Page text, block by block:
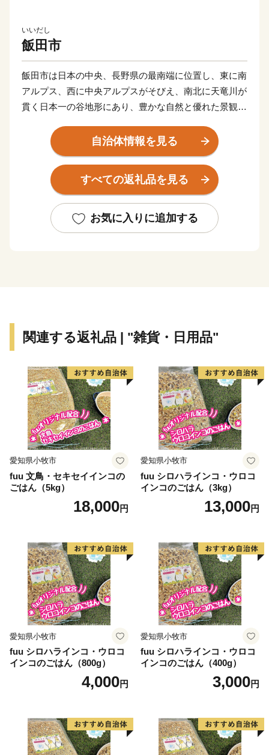
いいだし
飯田市
飯田市は日本の中央、長野県の最南端に位置し、東に南
アルプス、西に中央アルプスがそびえ、南北に天竜川が
貫く日本一の谷地形にあり、豊かな自然と優れた景観、
古くから東西、南北の街道が交差し、文化が伝わり交わ
る要衝として繁栄し、経済的にも文化的にも独自の発展
を遂げ、神楽や人形浄瑠璃などの民俗文化が今なお暮ら
「りんご並木と人形劇のまち」としても知られる飯田市
度までの12年間を計画期間とする飯田市の新しい総合計
画「いいだ未来デザイン2028」を策定しました。この
「いいだ未来デザイン2028」の未来ビジョンに掲げる
目指すまちの姿の実現に向け、リニア時代を見据えた
様々な取り組みを進めています。
この飯田市の取り組みを応援していただける「ふるさと
飯田応援隊」として「ふるさと納税（ふるさと飯田応援
自治体情報を見る
すべての返礼品を見る
お気に入りに追加する
関連する返礼品 | "雑貨・日用品"
愛知県小牧市
fuu 文鳥・セキセイインコの
ごはん（5kg）
18,000円
愛知県小牧市
fuu シロハラインコ・ウロコ
インコのごはん（3kg）
13,000円
愛知県小牧市
fuu シロハラインコ・ウロコ
インコのごはん（800g）
4,000円
愛知県小牧市
fuu シロハラインコ・ウロコ
インコのごはん（400g）
3,000円